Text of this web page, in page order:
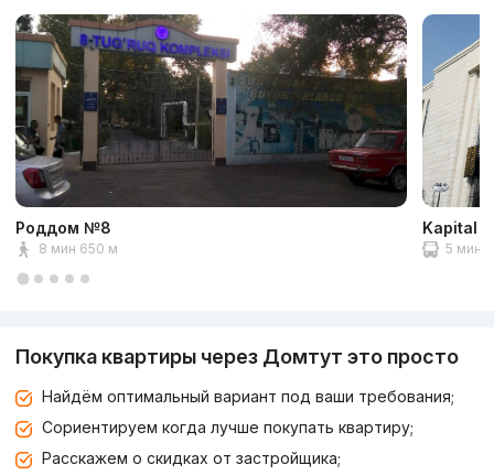
Роддом №8
8 мин 650 м
Kapital
5 мин
Покупка квартиры через Домтут это просто
Найдём оптимальный вариант под ваши требования;
Сориентируем когда лучше покупать квартиру;
Расскажем о скидках от застройщика;